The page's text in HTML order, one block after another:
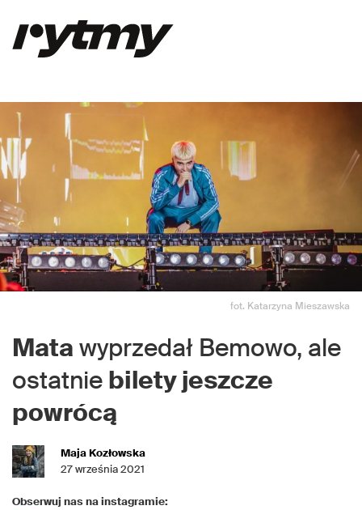
fot. Katarzyna Mieszawska
Mata wyprzedał Bemowo, ale
ostatnie bilety jeszcze
powrócą
Maja Kozłowska
27 września 2021
Obserwuj nas na instagramie: